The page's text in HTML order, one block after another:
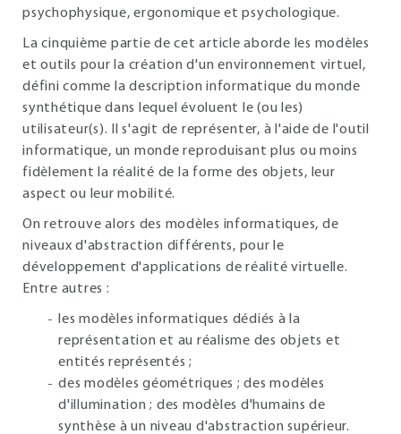
psychophysique, ergonomique et psychologique.
La cinquième partie de cet article aborde les modèles
et outils pour la création d'un environnement virtuel,
défini comme la description informatique du monde
synthétique dans lequel évoluent le (ou les)
utilisateur(s). Il s'agit de représenter, à l'aide de l'outil
informatique, un monde reproduisant plus ou moins
fidèlement la réalité de la forme des objets, leur
aspect ou leur mobilité.
On retrouve alors des modèles informatiques, de
niveaux d'abstraction différents, pour le
développement d'applications de réalité virtuelle.
Entre autres :
les modèles informatiques dédiés à la
représentation et au réalisme des objets et
entités représentés ;
des modèles géométriques ; des modèles
d'illumination ; des modèles d'humains de
synthèse à un niveau d'abstraction supérieur.